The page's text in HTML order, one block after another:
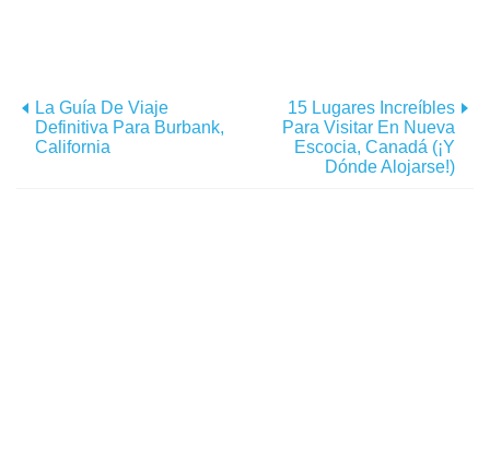
La Guía De Viaje
Definitiva Para Burbank,
California
15 Lugares Increíbles
Para Visitar En Nueva
Escocia, Canadá (¡y
Dónde Alojarse!)